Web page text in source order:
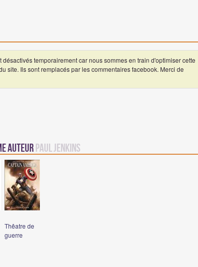
temporairement car nous sommes en train d'optimiser cette
site. Ils sont remplacés par les commentaires facebook. Merci de
auteur Paul Jenkins
Thêatre de
guerre